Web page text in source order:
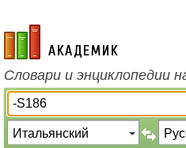
academic.ru
Словари и энциклопедии